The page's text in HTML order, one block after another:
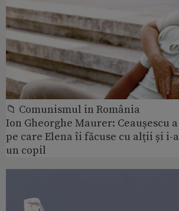
📁 Comunismul in România
Ion Gheorghe Maurer: Ceaușescu
pe care Elena îi făcuse cu alții și i-
un copil